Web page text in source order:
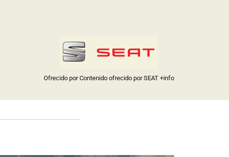
Ofrecido por Contenido ofrecido por SEAT +info